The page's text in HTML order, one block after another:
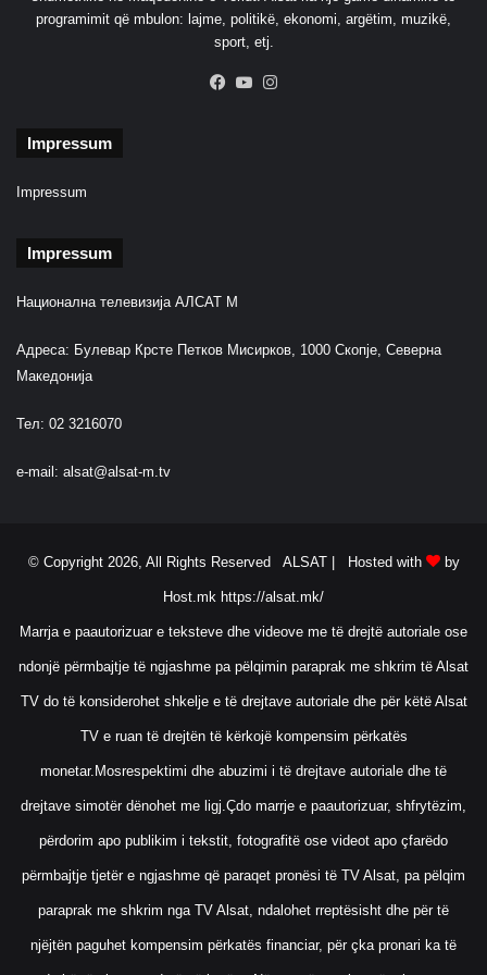
programimit që mbulon: lajme, politikë, ekonomi, argëtim, muzikë,
sport, etj.
Facebook
YouTube
Impressum
Impressum
Impressum
Национална телевизија АЛСАТ М
Адреса: Булевар Крсте Петков Мисирков, 1000 Скопје, Северна
Македонија
Тел: 02 3216070
e-mail: alsat@alsat-m.tv
© Copyright 2026, All Rights Reserved ALSAT | Hosted with by
Host.mk https://alsat.mk/
Marrja e paautorizuar e teksteve dhe videove me të drejtë autoriale ose
ndonjë përmbajtje të ngjashme pa pëlqimin paraprak me shkrim të Alsat
TV do të konsiderohet shkelje e të drejtave autoriale dhe për këtë Alsat
TV e ruan të drejtën të kërkojë kompensim përkatës
monetar.Mosrespektimi dhe abuzimi i të drejtave autoriale dhe të
drejtave simotër dënohet me ligj.Çdo marrje e paautorizuar, shfrytëzim,
përdorim apo publikim i tekstit, fotografitë ose videot apo çfarëdo
përmbajtje tjetër e ngjashme që paraqet pronësi të TV Alsat, pa pëlqim
paraprak me shkrim nga TV Alsat, ndalohet rreptësisht dhe për të
njëjtën paguhet kompensim përkatës financiar, për çka pronari ka të